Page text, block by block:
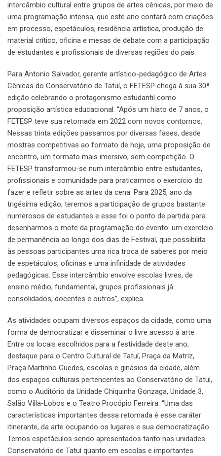
intercâmbio cultural entre grupos de artes cênicas, por meio de
uma programação intensa, que este ano contará com criações
em processo, espetáculos, residência artística, produção de
material crítico, oficina e mesas de debate com a participação
de estudantes e profissionais de diversas regiões do país.
Para Antonio Salvador, gerente artístico-pedagógico de Artes
Cênicas do Conservatório de Tatuí, o FETESP chega à sua 30ª
edição celebrando o protagonismo estudantil como
proposição artística educacional. “Após um hiato de 7 anos, o
FETESP teve sua retomada em 2022 com novos contornos.
Nessas trinta edições passamos por diversas fases, desde
mostras competitivas ao formato de hoje, uma proposição de
encontro, um formato mais imersivo, sem competição. O
FETESP transformou-se num intercâmbio entre estudantes,
profissionais e comunidade para praticarmos o exercício do
fazer e refletir sobre as artes da cena. Para 2025, ano da
trigésima edição, teremos a participação de grupos bastante
numerosos de estudantes e esse foi o ponto de partida para
desenharmos o mote da programação do evento: um exercício
de permanência ao longo dos dias de Festival, que possibilita
às pessoas participantes uma rica troca de saberes por meio
de espetáculos, oficinas e uma infinidade de atividades
pedagógicas. Esse intercâmbio envolve escolas livres, de
ensino médio, fundamental, grupos profissionais já
consolidados, docentes e outros”, explica.
As atividades ocupam diversos espaços da cidade, como uma
forma de democratizar e disseminar o livre acesso à arte.
Entre os locais escolhidos para a festividade deste ano,
destaque para o Centro Cultural de Tatuí, Praça da Matriz,
Praça Martinho Guedes, escolas e ginásios da cidade, além
dos espaços culturais pertencentes ao Conservatório de Tatuí,
como o Auditório da Unidade Chiquinha Gonzaga, Unidade 3,
Salão Villa-Lobos e o Teatro Procópio Ferreira. “Uma das
características importantes dessa retomada é esse caráter
itinerante, da arte ocupando os lugares e sua democratização.
Temos espetáculos sendo apresentados tanto nas unidades
Conservatório de Tatuí quanto em escolas e importantes